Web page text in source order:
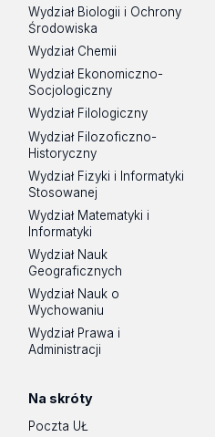
Wydział Biologii i Ochrony
Środowiska
Wydział Chemii
Wydział Ekonomiczno-
Socjologiczny
Wydział Filologiczny
Wydział Filozoficzno-
Historyczny
Wydział Fizyki i Informatyki
Stosowanej
Wydział Matematyki i
Informatyki
Wydział Nauk
Geograficznych
Wydział Nauk o
Wychowaniu
Wydział Prawa i
Administracji
Na skróty
Poczta UŁ